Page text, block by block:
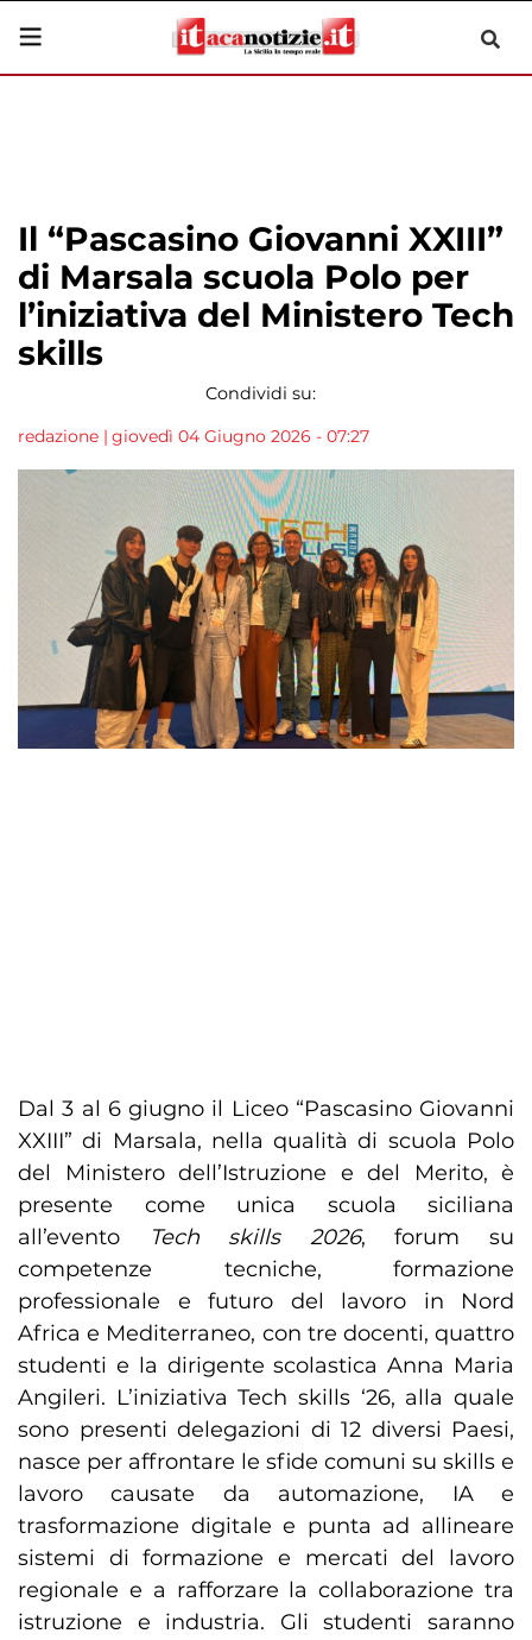
Il “Pascasino Giovanni XXIII”
di Marsala scuola Polo per
l’iniziativa del Ministero Tech
skills
Condividi su:
redazione | giovedì 04 Giugno 2026 - 07:27
Dal 3 al 6 giugno il Liceo “Pascasino Giovanni
XXIII” di Marsala, nella qualità di scuola Polo
del Ministero dell’Istruzione e del Merito, è
presente come unica scuola siciliana
all’evento
Tech skills 2026, forum su
competenze tecniche, formazione
professionale e futuro del lavoro in Nord
Africa e Mediterraneo, con tre docenti, quattro
studenti e la dirigente scolastica Anna Maria
Angileri. L’iniziativa Tech skills ‘26, alla quale
sono presenti delegazioni di 12 diversi Paesi,
nasce per affrontare le sfide comuni su skills e
lavoro causate da automazione, IA e
trasformazione digitale e punta ad allineare
sistemi di formazione e mercati del lavoro
regionale e a rafforzare la collaborazione tra
istruzione e industria. Gli studenti saranno